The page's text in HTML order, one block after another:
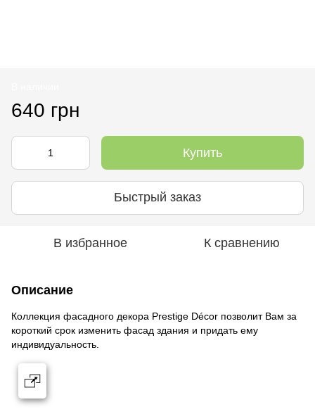
640 грн
Купить
Быстрый заказ
В избранное К сравнению
Описание
Коллекция фасадного декора Prestige Décor позволит Вам за
короткий срок изменить фасад здания и придать ему
индивидуальность.